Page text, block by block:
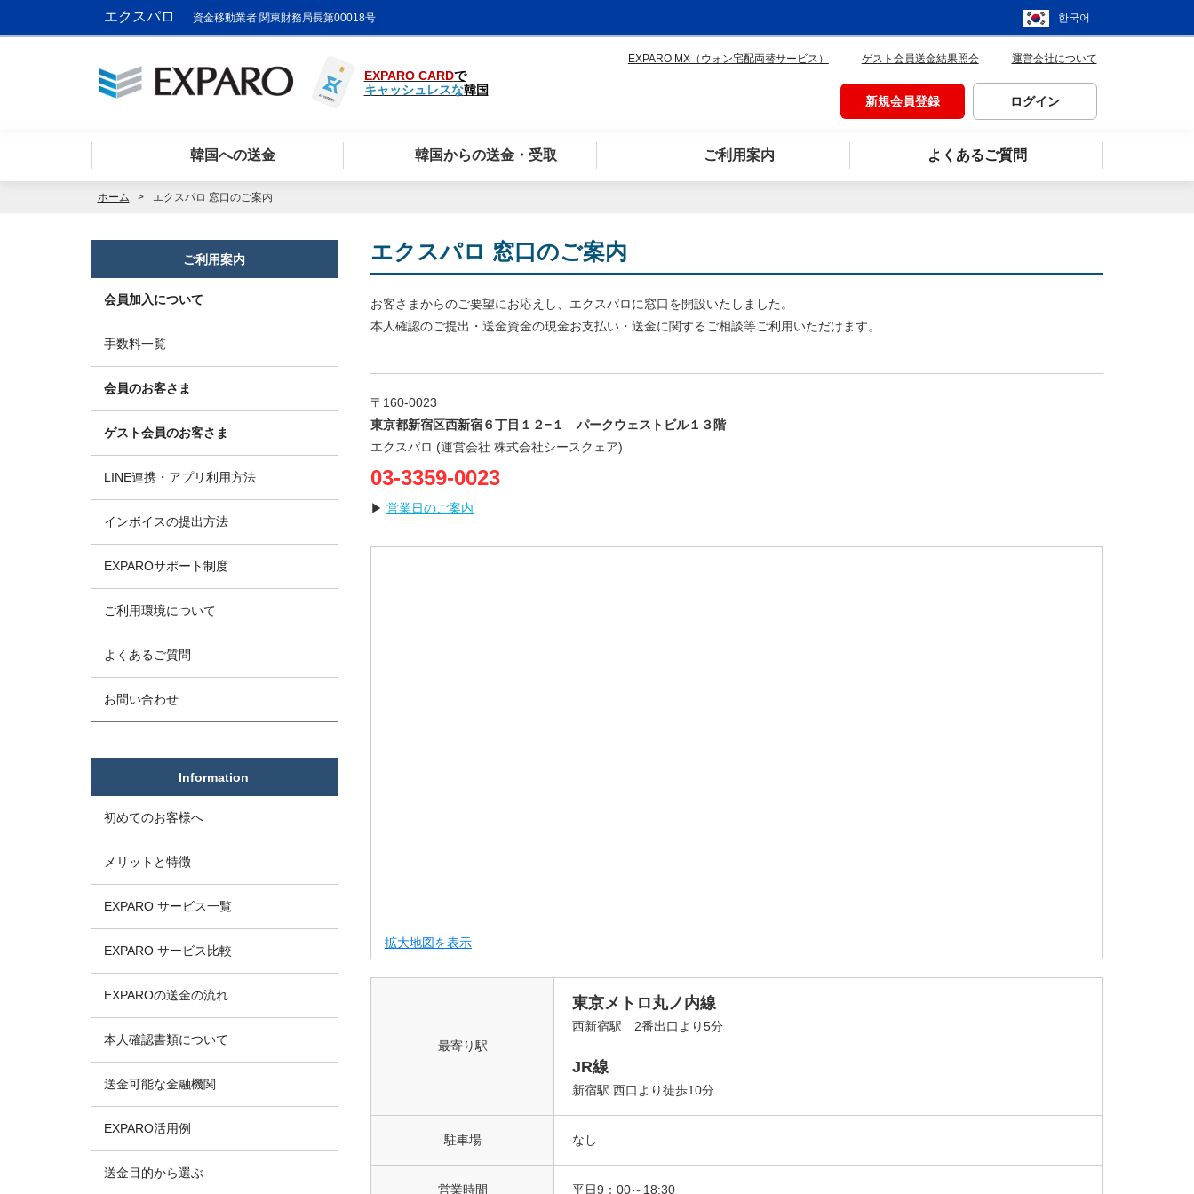
エクスパロ 資金移動業者 関東財務局長第00018号 한국어
EXPARO CARDで
キャッシュレスな韓国
EXPARO MX（ウォン宅配両替サービス） ゲスト会員送金結果照会 運営会社について
新規会員登録 ログイン
韓国への送金 韓国からの送金・受取 ご利用案内 よくあるご質問
ホーム エクスパロ 窓口のご案内
エクスパロ 窓口のご案内
お客さまからのご要望にお応えし、エクスパロに窓口を開設いたしました。
本人確認のご提出・送金資金の現金お支払い・送金に関するご相談等ご利用いただけます。
〒160-0023
東京都新宿区西新宿６丁目１２−１ パークウェストビル１３階
エクスパロ (運営会社 株式会社シースクェア)
03-3359-0023
▶ 営業日のご案内
拡大地図を表示
最寄り駅
東京メトロ丸ノ内線
西新宿駅 2番出口より5分
JR線
新宿駅 西口より徒歩10分
駐車場 なし
営業時間 平日9：00～18:30
ご利用案内
会員加入について
手数料一覧
会員のお客さま
ゲスト会員のお客さま
LINE連携・アプリ利用方法
インボイスの提出方法
EXPAROサポート制度
ご利用環境について
よくあるご質問
お問い合わせ
Information
初めてのお客様へ
メリットと特徴
EXPARO サービス一覧
EXPARO サービス比較
EXPAROの送金の流れ
本人確認書類について
送金可能な金融機関
EXPARO活用例
送金目的から選ぶ